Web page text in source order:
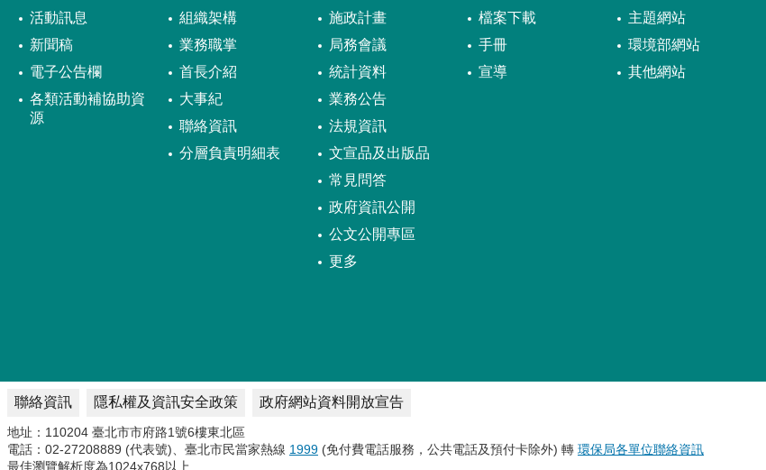
活動訊息
新聞稿
電子公告欄
各類活動補協助資
源
組織架構
業務職掌
首長介紹
大事紀
聯絡資訊
分層負責明細表
施政計畫
局務會議
統計資料
業務公告
法規資訊
文宣品及出版品
常見問答
政府資訊公開
公文公開專區
更多
檔案下載
手冊
宣導
主題網站
環境部網站
其他網站
聯絡資訊 隱私權及資訊安全政策 政府網站資料開放宣告
地址：110204 臺北市市府路1號6樓東北區
電話：02-27208889 (代表號)、臺北市民當家熱線 1999 (免付費電話服務，公共電話及預付卡除外) 轉 環保局各單位聯絡資訊
最佳瀏覽解析度為1024x768以上